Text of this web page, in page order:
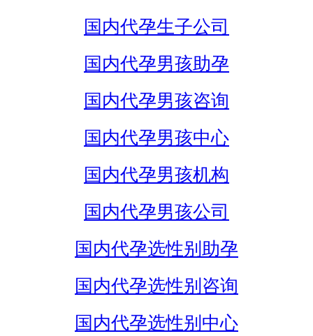
国内代孕生子公司
国内代孕男孩助孕
国内代孕男孩咨询
国内代孕男孩中心
国内代孕男孩机构
国内代孕男孩公司
国内代孕选性别助孕
国内代孕选性别咨询
国内代孕选性别中心